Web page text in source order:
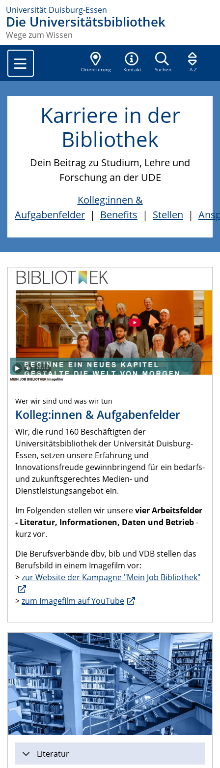
Universität Duisburg-Essen
Die Universitätsbibliothek
Wege zum Wissen
Orientierung Kontakt Suchen A-Z
Karriere in der
Bibliothek
Dein Beitrag zu Studium, Lehre und
Forschung an der UDE
Kolleg:innen &
Aufgabenfelder | Benefits | Stellen |
Wer wir sind und was wir tun
Kolleg:innen & Aufgabenfelder
Wir, die rund 160 Beschäftigten der
Universitätsbibliothek der Universität Duisburg-
Essen, setzen unsere Erfahrung und
Innovationsfreude gewinnbringend für ein bedarfs-
und zukunftsgerechtes Medien- und
Dienstleistungsangebot ein.
Im Folgenden stellen wir unserevier Arbeitsfelder
- Literatur, Informationen, Daten und Betrieb-
kurz vor.
Die Berufsverbände dbv, bib und VDB stellen das
Berufsbild in einem Imagefilm vor:
>zur Website der Kampagne "Mein Job Bibliothek"
>zum Imagefilm auf YouTube
Literatur